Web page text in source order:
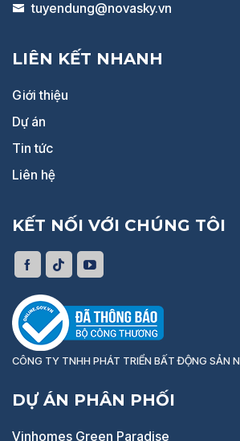
tuyendung@novasky.vn
LIÊN KẾT NHANH
Giới thiệu
Dự án
Tin tức
Liên hệ
KẾT NỐI VỚI CHÚNG TÔI
CÔNG TY TNHH PHÁT TRIỂN BẤT ĐỘNG SẢN
DỰ ÁN PHÂN PHỐI
Vinhomes Green Paradise